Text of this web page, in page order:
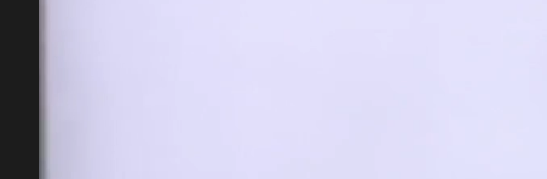
العلاقات بين البلدين، مع
وفي المقابل تتصاعد
وصحية وتقنية أخرى في فرض